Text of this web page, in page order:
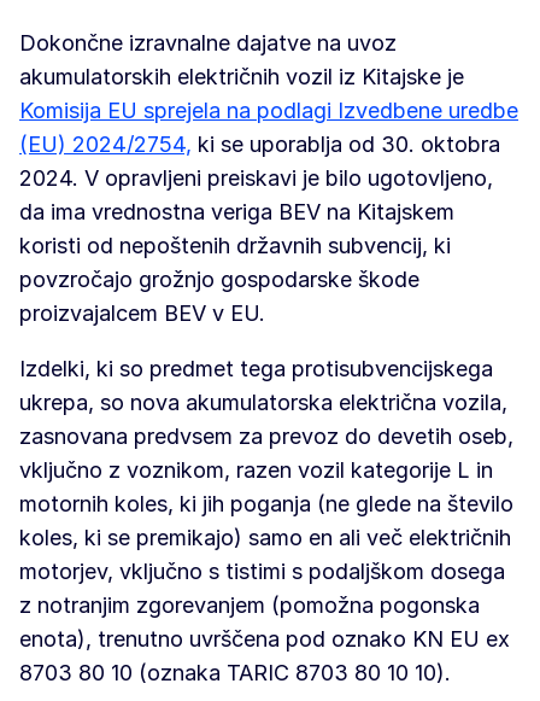
Dokončne izravnalne dajatve na uvoz
akumulatorskih električnih vozil iz Kitajske je
Komisija EU sprejela na podlagi Izvedbene uredbe
(EU) 2024/2754, ki se uporablja od 30. oktobra
2024. V opravljeni preiskavi je bilo ugotovljeno,
da ima vrednostna veriga BEV na Kitajskem
koristi od nepoštenih državnih subvencij, ki
povzročajo grožnjo gospodarske škode
proizvajalcem BEV v EU.
Izdelki, ki so predmet tega protisubvencijskega
ukrepa, so nova akumulatorska električna vozila,
zasnovana predvsem za prevoz do devetih oseb,
vključno z voznikom, razen vozil kategorije L in
motornih koles, ki jih poganja (ne glede na število
koles, ki se premikajo) samo en ali več električnih
motorjev, vključno s tistimi s podaljškom dosega
z notranjim zgorevanjem (pomožna pogonska
enota), trenutno uvrščena pod oznako KN EU ex
8703 80 10 (oznaka TARIC 8703 80 10 10).